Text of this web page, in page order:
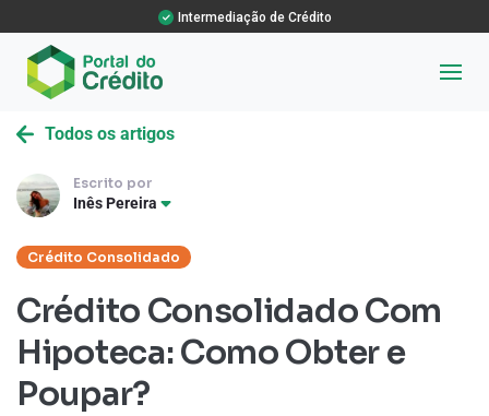
Intermediação de Crédito
Todos os artigos
Escrito por
Inês Pereira
Crédito Consolidado
Crédito Consolidado Com
Hipoteca: Como Obter e
Poupar?